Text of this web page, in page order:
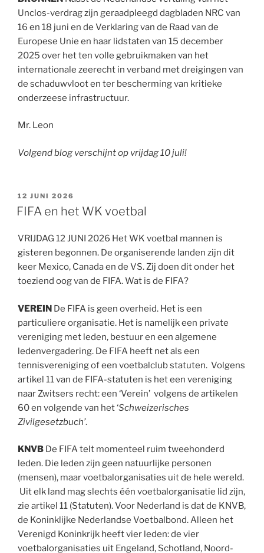
Unclos-verdrag zijn geraadpleegd dagbladen NRC van
16 en 18 juni en de Verklaring van de Raad van de
Europese Unie en haar lidstaten van 15 december
2025 over het ten volle gebruikmaken van het
internationale zeerecht in verband met dreigingen van
de schaduwvloot en ter bescherming van kritieke
onderzeese infrastructuur.
Mr. Leon
Volgend blog verschijnt op vrijdag 10 juli!
GEPLAATST
OP
12 JUNI 2026
FIFA en het WK voetbal
VRIJDAG 12 JUNI 2026 Het WK voetbal mannen is
gisteren begonnen. De organiserende landen zijn dit
keer Mexico, Canada en de VS. Zij doen dit onder het
toeziend oog van de FIFA. Wat is de FIFA?
VEREIN De FIFA is geen overheid. Het is een
particuliere organisatie. Het is namelijk een private
vereniging met leden, bestuur en een algemene
ledenvergadering. De FIFA heeft net als een
tennisvereniging of een voetbalclub statuten. Volgens
artikel 11 van de FIFA-statuten is het een vereniging
naar Zwitsers recht: een ‘Verein’ volgens de artikelen
60 en volgende van het ‘Schweizerisches
Zivilgesetzbuch’.
KNVB De FIFA telt momenteel ruim tweehonderd
leden. Die leden zijn geen natuurlijke personen
(mensen), maar voetbalorganisaties uit de hele wereld.
Uit elk land mag slechts één voetbalorganisatie lid zijn,
zie artikel 11 (Statuten). Voor Nederland is dat de KNVB,
de Koninklijke Nederlandse Voetbalbond. Alleen het
Verenigd Koninkrijk heeft vier leden: de vier
voetbalorganisaties uit Engeland, Schotland, Noord-